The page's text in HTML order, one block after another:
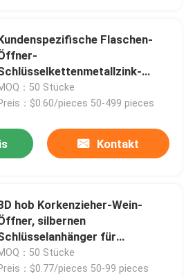
Flaschen-
Andenken wölbte
Aufkleber
：50 Stücke
：$0.60/pieces 50-499 pieces
Kontakt
hob Korkenzieher-Wein-
silbernen
für
an
：50 Stücke
：$0.77/pieces 50-99 pieces